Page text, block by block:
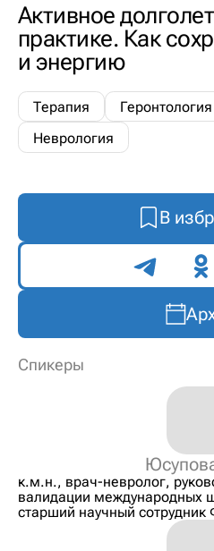
Активное
практике. Как
и энергию
Терапия
Неврология
В
Спикеры
к.м.н., врач-невролог,
валидации международных
старший научный